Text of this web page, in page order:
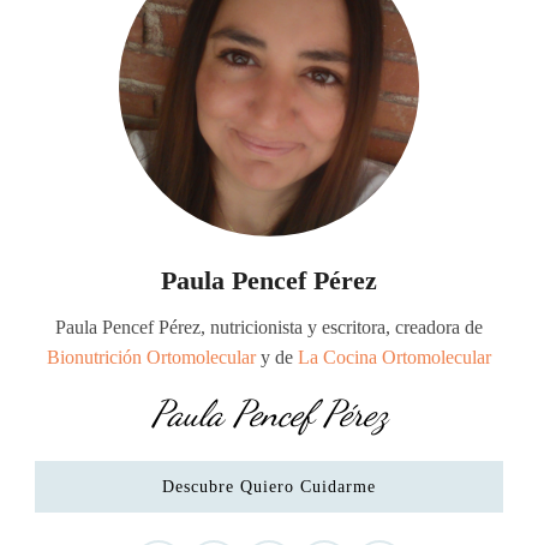
Paula Pencef Pérez
Paula Pencef Pérez, nutricionista y escritora, creadora de
Bionutrición Ortomoleculary de La Cocina Ortomolecular
Paula Pencef Pérez
Descubre Quiero Cuidarme